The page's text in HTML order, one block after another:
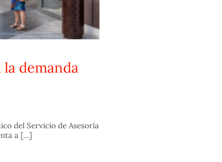
demanda
del Servicio de Asesoría
a [...]